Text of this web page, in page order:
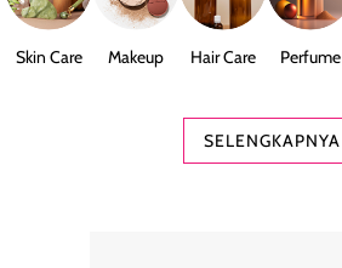
Skin Care Makeup Hair Care Perfume
SELENGKAPNYA